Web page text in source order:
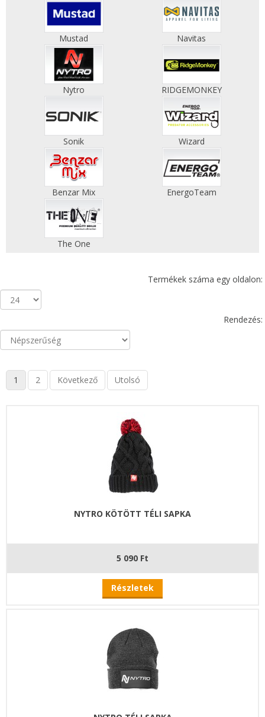
Mustad Navitas
Nytro RIDGEMONKEY
Sonik Wizard
Benzar Mix EnergoTeam
The One
Termékek száma egy oldalon:
Rendezés:
1 2 Következő Utolsó
NYTRO KÖTÖTT TÉLI SAPKA
5 090 Ft
Részletek